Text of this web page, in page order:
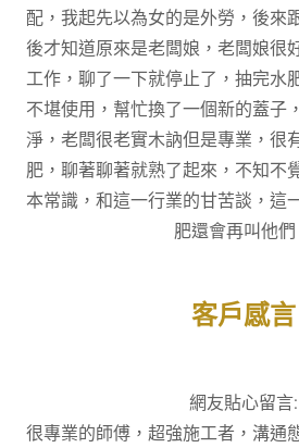
配，我起先以為女的是外勞，後來
後才知道原來是老闆娘，老闆娘很
工作，聊了一下就停止了，抽完水
不堪使用，幫忙換了一個新的蓋子
淨，老闆很老實木訥但是專業，很
肥，聊著聊著就熟了起來，不知不
本常識，和這一行業的甘苦談，這
肥還會再叫他們
客戶感言
網友貼心留言:
很專業的師傅，超強施工者，溝通